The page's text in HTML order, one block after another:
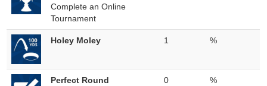
Complete an Online
Tournament
Holey Moley 1 %
Perfect Round
0 %